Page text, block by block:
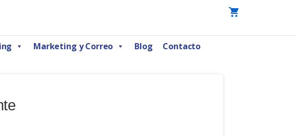
Marketing y Correo Blog Contacto